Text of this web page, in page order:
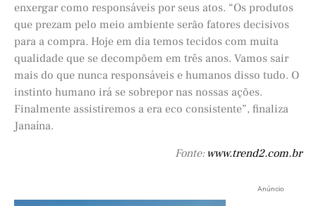
enxergar como responsáveis por seus atos. “Os produtos
que prezam pelo meio ambiente serão fatores decisivos
para a compra. Hoje em dia temos tecidos com muita
qualidade que se decompõem em três anos. Vamos sair
mais do que nunca responsáveis e humanos disso tudo. O
instinto humano irá se sobrepor nas nossas ações.
Finalmente assistiremos a era eco consistente”, finaliza
Janaína.
Fonte:www.trend2.com.br
Anúncio